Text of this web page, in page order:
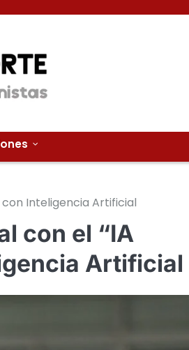
Inteligencia Artificial
con el “IA
Artificial